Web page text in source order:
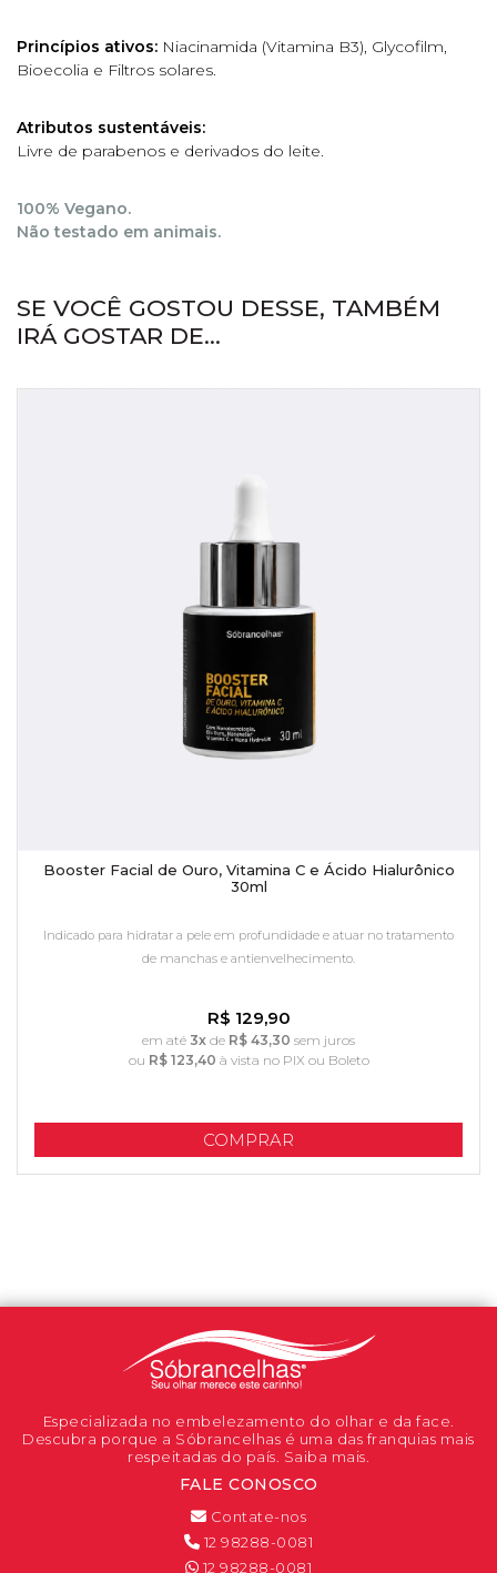
Princípios ativos: Niacinamida (Vitamina B3), Glycofilm,
Bioecolia e Filtros solares.
Atributos sustentáveis:
Livre de parabenos e derivados do leite.
100% Vegano.
Não testado em animais.
SE VOCÊ GOSTOU DESSE, TAMBÉM
IRÁ GOSTAR DE...
Booster Facial de Ouro, Vitamina C e Ácido Hialurônico
30ml
Indicado para hidratar a pele em profundidade e atuar no tratamento
de manchas e antienvelhecimento.
R$ 129,90
em até 3x de R$ 43,30 sem juros
ou R$ 123,40 à vista no PIX ou Boleto
COMPRAR
Especializada no embelezamento do olhar e da face.
Descubra porque a Sóbrancelhas é uma das franquias mais
respeitadas do país. Saiba mais.
FALE CONOSCO
Contate-nos
12 98288-0081
12 98288-0081